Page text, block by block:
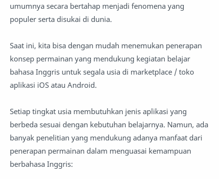
umumnya secara bertahap menjadi fenomena yang
populer serta disukai di dunia.
Saat ini, kita bisa dengan mudah menemukan penerapan
konsep permainan yang mendukung kegiatan belajar
bahasa Inggris untuk segala usia di marketplace / toko
aplikasi iOS atau Android.
Setiap tingkat usia membutuhkan jenis aplikasi yang
berbeda sesuai dengan kebutuhan belajarnya. Namun, ada
banyak penelitian yang mendukung adanya manfaat dari
penerapan permainan dalam menguasai kemampuan
berbahasa Inggris: